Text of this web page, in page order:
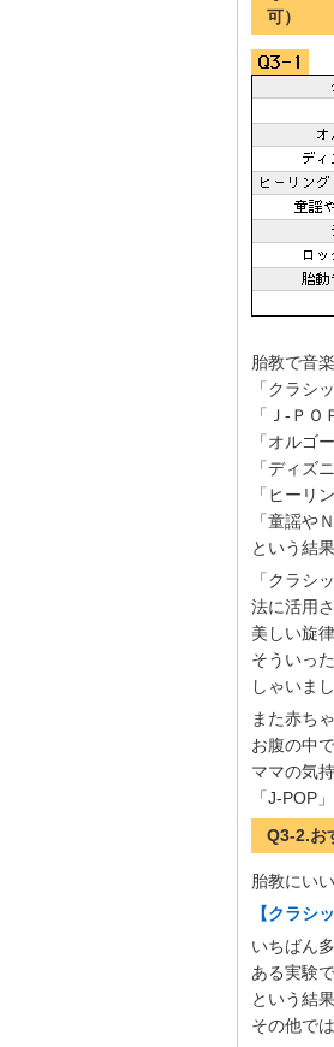
可）
胎教で音
「クラシ
「Ｊ-ＰＯ
「オルゴ
「ディズ
「ヒーリ
「童謡や
という結
「クラシ
法に活用
美しい旋
そういっ
しゃいまし
また赤ち
お腹の中
ママの気
「J-POP
Q3-2.お
胎教にい
【クラシ
いちばん
ある実験
という結
その他で